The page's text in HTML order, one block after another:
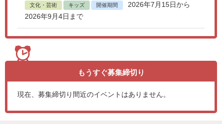
文化・芸術 キッズ 開催期間
2026年7月15日から
2026年9月4日まで
もうすぐ募集締切り
現在、募集締切り間近のイベントはありません。